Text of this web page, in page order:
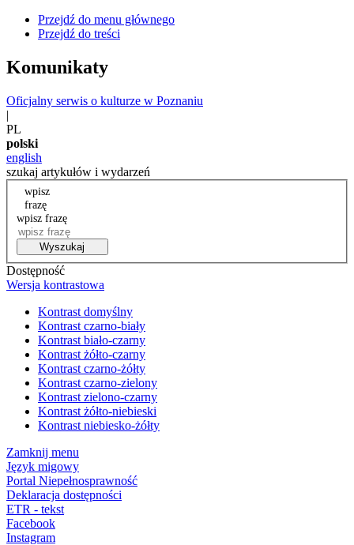
Przejdź do menu głównego
Przejdź do treści
Komunikaty
Oficjalny serwis o kulturze w Poznaniu
|
PL
polski
english
szukaj artykułów i wydarzeń
wpisz
frazę
wpisz frazę
Wyszukaj
Dostępność
Wersja kontrastowa
Kontrast domyślny
Kontrast czarno-biały
Kontrast biało-czarny
Kontrast żółto-czarny
Kontrast czarno-żółty
Kontrast czarno-zielony
Kontrast zielono-czarny
Kontrast żółto-niebieski
Kontrast niebiesko-żółty
Zamknij menu
Język migowy
Portal Niepełnosprawność
Deklaracja dostępności
ETR - tekst
Facebook
Instagram